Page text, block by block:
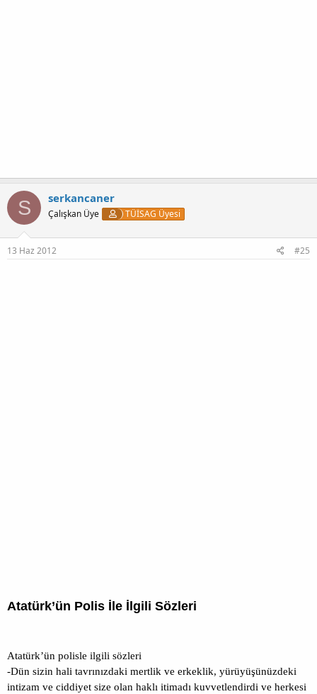
S serkancaner
Çalışkan Üye TÜİSAG Üyesi
13 Haz 2012 #25
Atatürk’ün Polis İle İlgili Sözleri
Atatürk’ün polisle ilgili sözleri
-Dün sizin hali tavrınızdaki mertlik ve erkeklik, yürüyüşünüzdeki
intizam ve ciddiyet size olan haklı itimadı kuvvetlendirdi ve herkesi